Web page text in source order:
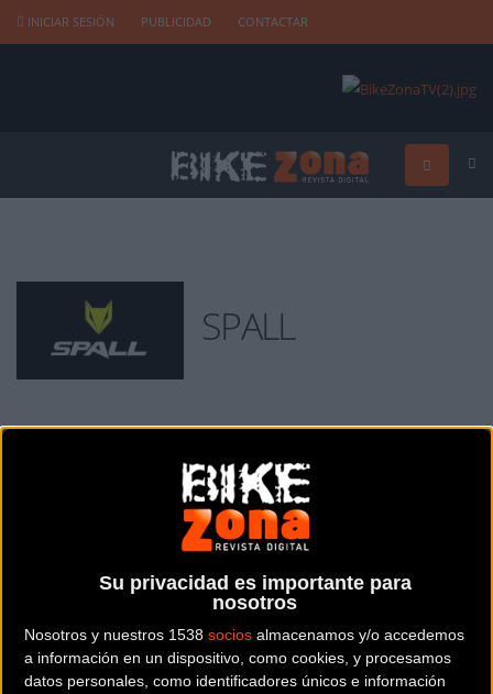
Su privacidad es importante para
nosotros
Nosotros y nuestros 1538 socios almacenamos y/o accedemos
a información en un dispositivo, como cookies, y procesamos
datos personales, como identificadores únicos e información
INICIAR SESIÓN PUBLICIDAD CONTACTAR
SPALL
En Spall diseñamos y fabricamos equipaciones deportivas
totalmente personalizadas. Somos especialistas en ropa
deportiva para Ciclismo, Triatlón, Running, Trail y Bike-Trail. La
marca nace en el año 2010, contando con la profesionalidad de
personal con más de 30 años de experiencia en el sector textil
deportivo, fabricando inicialmente para otras marcas de
renombre en el mundo del deporte. Es por ello que ofrecemos
un amplio conocimiento en confección y tejidos técnicos de